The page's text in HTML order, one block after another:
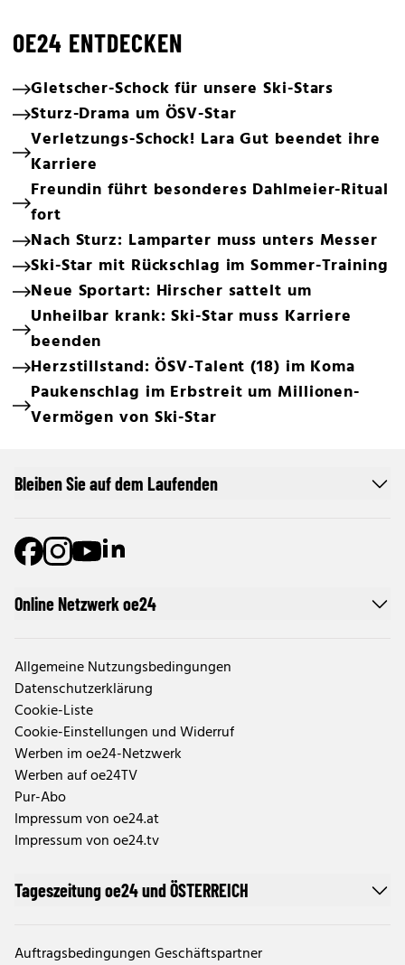
OE24 ENTDECKEN
Gletscher-Schock für unsere Ski-Stars
Sturz-Drama um ÖSV-Star
Verletzungs-Schock! Lara Gut beendet ihre
Karriere
Freundin führt besonderes Dahlmeier-Ritual
fort
Nach Sturz: Lamparter muss unters Messer
Ski-Star mit Rückschlag im Sommer-Training
Neue Sportart: Hirscher sattelt um
Unheilbar krank: Ski-Star muss Karriere
beenden
Herzstillstand: ÖSV-Talent (18) im Koma
Paukenschlag im Erbstreit um Millionen-
Vermögen von Ski-Star
Online Netzwerk oe24
Allgemeine Nutzungsbedingungen
Datenschutzerklärung
Cookie-Liste
Cookie-Einstellungen und Widerruf
Werben im oe24-Netzwerk
Werben auf oe24TV
Pur-Abo
Impressum von oe24.at
Impressum von oe24.tv
Tageszeitung oe24 und ÖSTERREICH
Auftragsbedingungen Geschäftspartner
Bleiben Sie auf dem Laufenden